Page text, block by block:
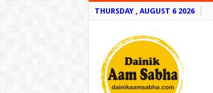
THURSDAY , AUGUST 6 2026